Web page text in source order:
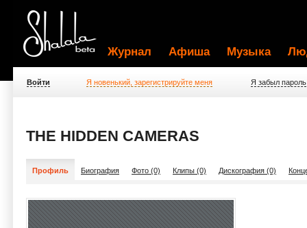
Журнал Афиша Музыка
Войти Я новенький, зарегистрируйте меня Я забыл пароль
THE HIDDEN CAMERAS
Профиль Биография Фото (0) Клипы (0) Дискография (0)